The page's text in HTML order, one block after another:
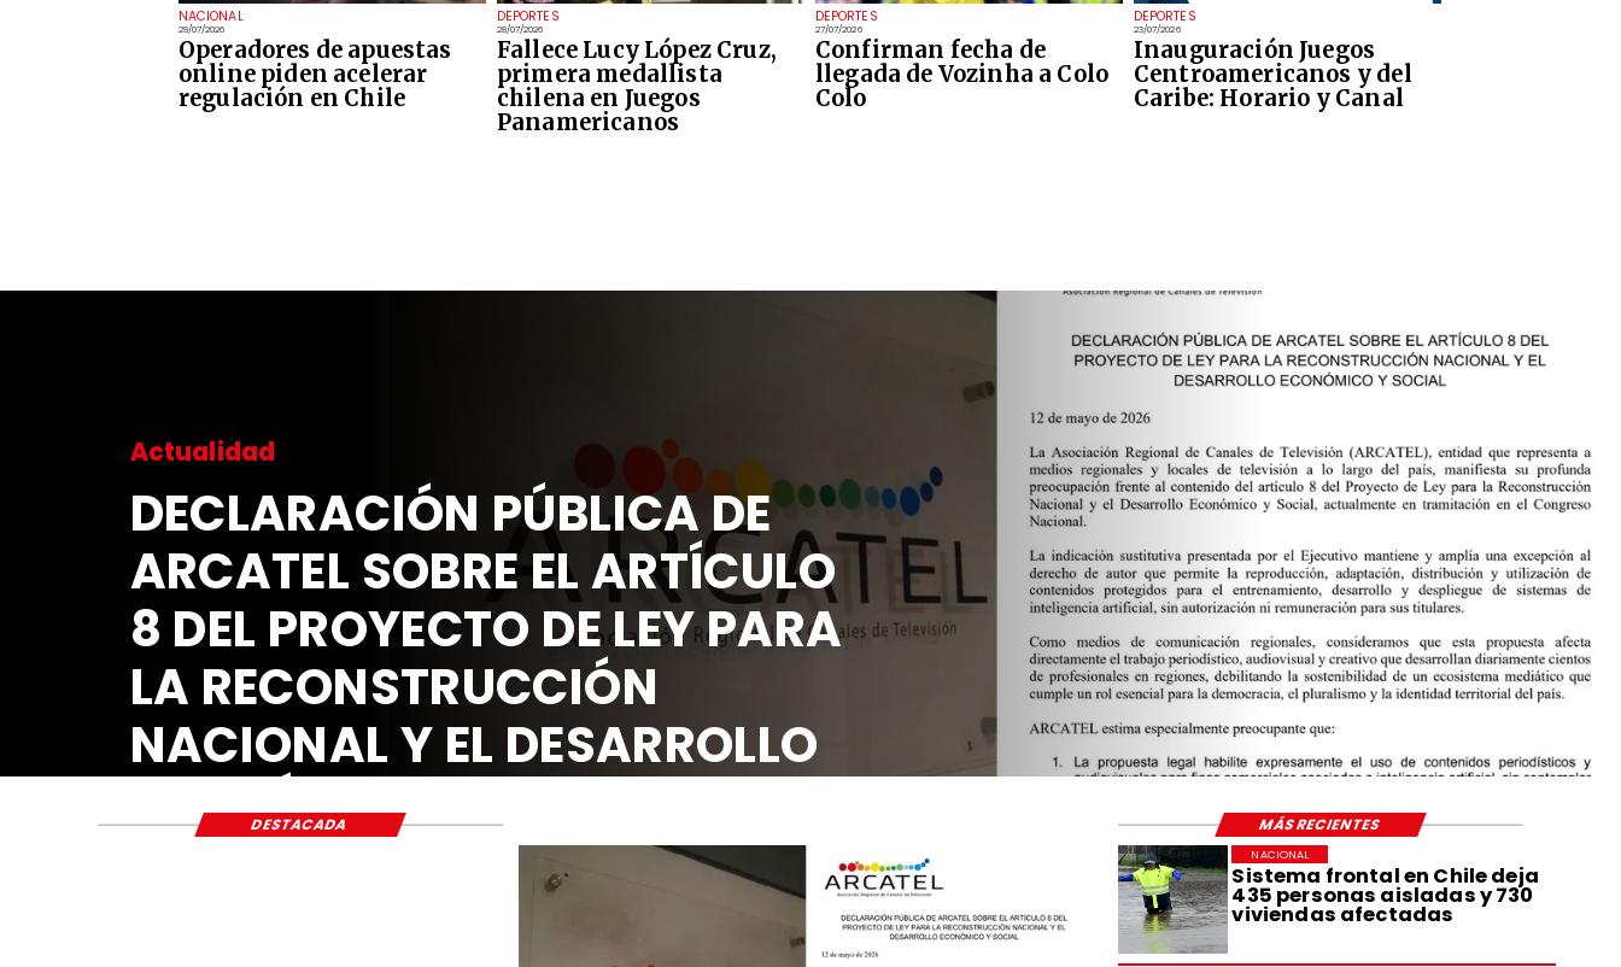
NACIONAL
29/07/2026
Operadores de apuestas
online piden acelerar
regulación en Chile
DEPORTES
28/07/2026
Fallece Lucy López Cruz,
primera medallista
chilena en Juegos
Panamericanos
DEPORTES
27/07/2026
Confirman fecha de
llegada de Vozinha a Colo
Colo
DEPORTES
23/07/2026
Inauguración Juegos
Centroamericanos y del
Caribe: Horario y Canal
Actualidad
DECLARACIÓN PÚBLICA DE
ARCATEL SOBRE EL ARTÍCULO
8 DEL PROYECTO DE LEY PARA
LA RECONSTRUCCIÓN
NACIONAL Y EL DESARROLLO
ECONÓMICO Y SOCIAL
Sistema frontal en Chile deja
435 personas aisladas y 730
viviendas afectadas
NACIONAL
DESTACADA MÁS RECIENTES